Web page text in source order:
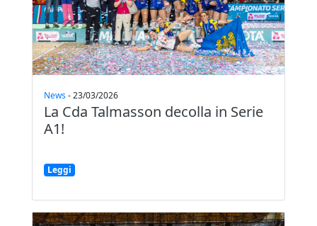
News-23/03/2026
La Cda Talmasson decolla in Serie
A1!
Leggi